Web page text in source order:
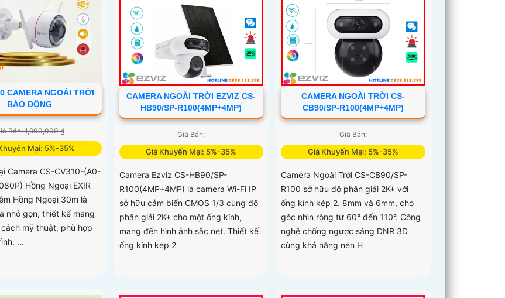
CAMERA NGOÀI TRỜI
BÁO ĐỘNG
Bán: 1,900,000 ₫
Mại: 5%-35%
Camera CS-CV310-(A0-
Hồng Ngoại EXIR
Hồng Ngoại 30m là
nhỏ gọn, thiết kế mang
mỹ thuật, phù hợp
...
CAMERA NGOÀI TRỜI EZVIZ CS-
HB90/SP-R100(4MP+4MP)
Giá Bán:
Giá Khuyến Mại: 5%-35%
Camera Ezviz CS-HB90/SP-
R100(4MP+4MP) là camera Wi-Fi IP
sở hữu cảm biến CMOS 1/3 cùng độ
phân giải 2K+ cho một ống kính,
mang đến hình ảnh sắc nét. Thiết kế
ống kính kép 2
CAMERA NGOÀI TRỜI CS-
CB90/SP-R100(4MP+4MP)
Giá Bán:
Giá Khuyến Mại: 5%-35%
Camera Ngoài Trời CS-CB90/SP-
R100 sở hữu độ phân giải 2K+ với
ống kính kép 2. 8mm và 6mm, cho
góc nhìn rộng từ 60° đến 110°. Công
nghệ chống ngược sáng DNR 3D
cùng khả năng nén H